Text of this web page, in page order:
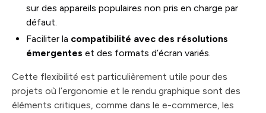
sur des appareils populaires non pris en charge par
défaut.
Faciliter la compatibilité avec des résolutions
émergentes et des formats d’écran variés.
Cette flexibilité est particulièrement utile pour des
projets où l’ergonomie et le rendu graphique sont des
éléments critiques, comme dans le e-commerce, les